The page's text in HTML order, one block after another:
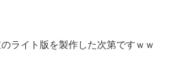
ライト版を製作した次第ですｗｗ